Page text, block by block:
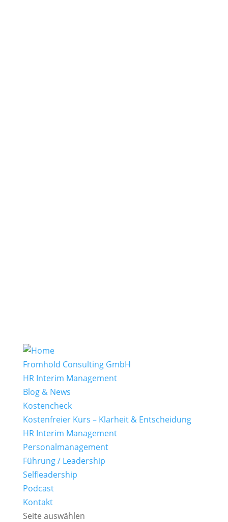
Fromhold Consulting GmbH
HR Interim Management
Blog & News
Kostencheck
Kostenfreier Kurs – Klarheit & Entscheidung
HR Interim Management
Personalmanagement
Führung / Leadership
Selfleadership
Podcast
Kontakt
Seite auswählen